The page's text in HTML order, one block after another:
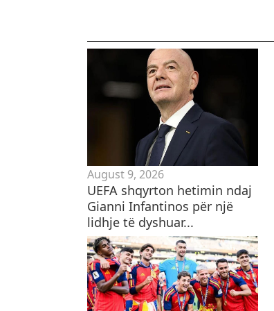
August 9, 2026
UEFA shqyrton hetimin ndaj
Gianni Infantinos për një
lidhje të dyshuar...